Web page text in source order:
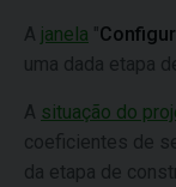
A janela "
uma dada etapa
A situação do
coeficientes de
da etapa de